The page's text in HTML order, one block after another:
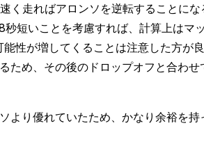
く走ればアロンソを逆転することに
短いことを考慮すれば、計算上はマ
性が増してくることは注意した方が
ため、その後のドロップオフと合わ
り優れていたため、かなり余裕を持